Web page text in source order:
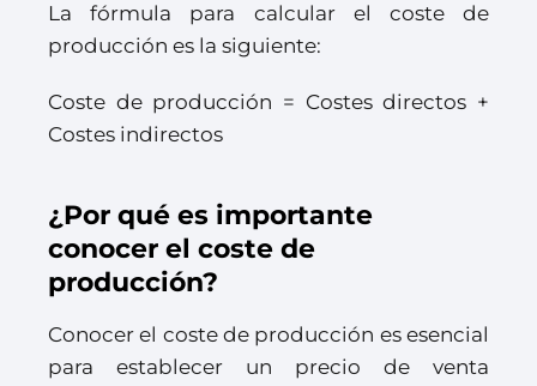
La fórmula para calcular el coste de
producción es la siguiente:
Coste de producción = Costes directos +
Costes indirectos
¿Por qué es importante
conocer el coste de
producción?
Conocer el coste de producción es esencial
para establecer un precio de venta